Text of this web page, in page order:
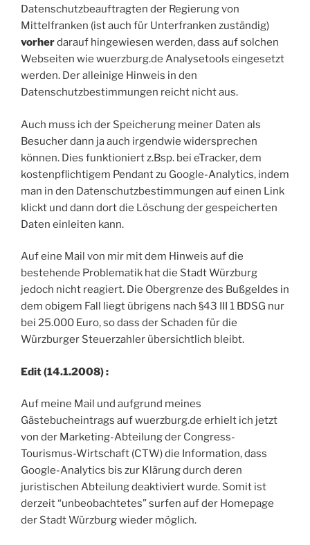
Datenschutzbeauftragten der Regierung von
Mittelfranken (ist auch für Unterfranken zuständig)
vorherdarauf hingewiesen werden, dass auf solchen
Webseiten wie wuerzburg.de Analysetools eingesetzt
werden. Der alleinige Hinweis in den
Datenschutzbestimmungen reicht nicht aus.
Auch muss ich der Speicherung meiner Daten als
Besucher dann ja auch irgendwie widersprechen
können. Dies funktioniert z.Bsp. bei eTracker, dem
kostenpflichtigem Pendant zu Google-Analytics, indem
man in den Datenschutzbestimmungen auf einen Link
klickt und dann dort die Löschung der gespeicherten
Daten einleiten kann.
Auf eine Mail von mir mit dem Hinweis auf die
bestehende Problematik hat die Stadt Würzburg
jedoch nicht reagiert. Die Obergrenze des Bußgeldes in
dem obigem Fall liegt übrigens nach §43 III 1 BDSG nur
bei 25.000 Euro, so dass der Schaden für die
Würzburger Steuerzahler übersichtlich bleibt.
Edit (14.1.2008) :
Auf meine Mail und aufgrund meines
Gästebucheintrags auf wuerzburg.de erhielt ich jetzt
von der Marketing-Abteilung der Congress-
Tourismus-Wirtschaft (CTW) die Information, dass
Google-Analytics bis zur Klärung durch deren
juristischen Abteilung deaktiviert wurde. Somit ist
derzeit “unbeobachtetes” surfen auf der Homepage
der Stadt Würzburg wieder möglich.